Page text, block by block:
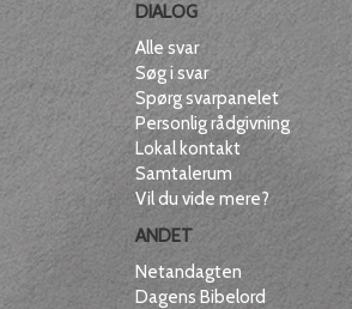
DIALOG
Alle svar
Søg i svar
Spørg svarpanelet
Personlig rådgivning
Lokal kontakt
Samtalerum
Vil du vide mere?
ANDET
Netandagten
Dagens Bibelord